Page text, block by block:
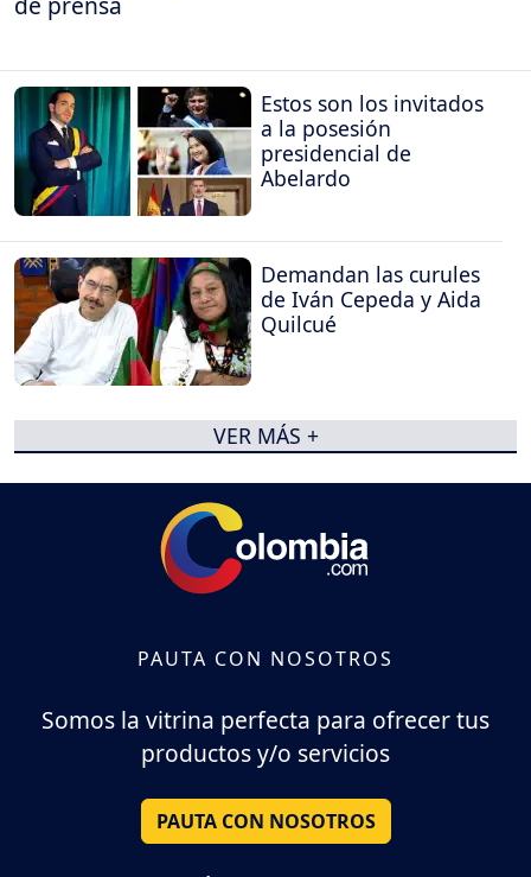
Estos son los invitados
a la posesión
presidencial de
Abelardo
Demandan las curules
de Iván Cepeda y Aida
Quilcué
VER MÁS +
PAUTA CON NOSOTROS
Somos la vitrina perfecta para ofrecer tus
productos y/o servicios
PAUTA CON NOSOTROS